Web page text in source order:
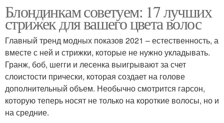
Блондинкам советуем: 17 лучших
стрижек для вашего цвета волос
Главный тренд модных показов 2021 – естественность, а
вместе с ней и стрижки, которые не нужно укладывать.
Гранж, боб, шегги и лесенка выигрывают за счет
слоистости прически, которая создает на голове
дополнительный объем. Необычно смотрится гарсон,
которую теперь носят не только на короткие волосы, но и
на средние.